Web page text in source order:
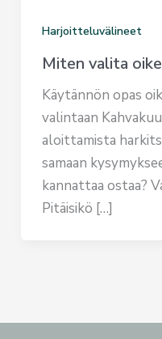
Harjoitteluvälineet
Miten valita
Käytännön opas
valintaan
aloittamista
samaan
kannattaa ostaa?
Pitäisikö […]